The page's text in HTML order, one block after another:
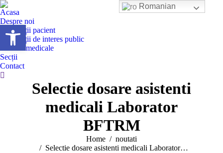
Deschide bara de unelte
Acasa
Despre noi
Informații pacient
Informații de interes public
Servicii medicale
Secții
Contact
Search:
Selectie dosare asistenti
medicali Laborator
BFTRM
Home
noutati
Selectie dosare asistenti medicali Laborator…
Romanian